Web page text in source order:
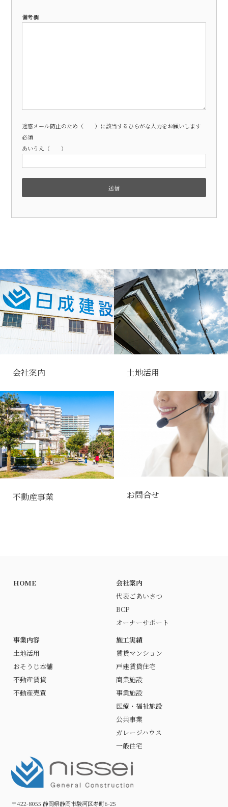
備考欄
迷惑メール防止のため（ ）に該当するひらがな入力をお願いします
必須
あいうえ（ ）
会社案内 土地活用
不動産事業 お問合せ
HOME
会社案内
代表ごあいさつ
BCP
オーナーサポート
事業内容
土地活用
おそうじ本舗
不動産賃貸
不動産売買
施工実績
賃貸マンション
戸建賃貸住宅
商業施設
事業施設
医療・福祉施設
公共事業
ガレージハウス
一般住宅
〒422-8055 静岡県静岡市駿河区寿町6-25